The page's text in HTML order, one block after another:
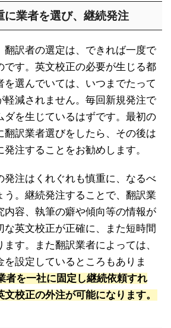
に業者を選び、継続発注
翻訳者の選定は、できれば一度で
です。英文校正の必要が生じる都
を選んでいては、いつまでたって
軽減されません。毎回新規発注で
ダを生じているはずです。最初の
翻訳業者選びをしたら、その後は
注することをお勧めします。
発注はくれぐれも慎重に、なるべ
う。継続発注することで、翻訳業
内容、執筆の癖や傾向等の情報が
な英文校正が正確に、また短時間
す。また翻訳業者によっては、
を設定しているところもありま
者を一社に固定し継続依頼すれ
校正の外注が可能になります。